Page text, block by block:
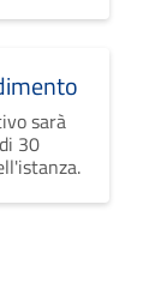
sarà
30